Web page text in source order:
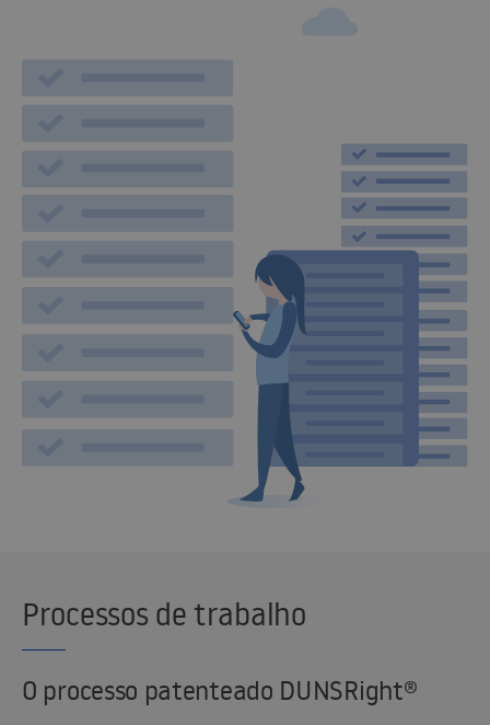
Processos de trabalho
O processo patenteado DUNSRight®